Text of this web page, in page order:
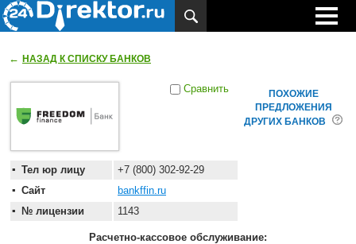
← НАЗАД К СПИСКУ БАНКОВ
Сравнить
Тел юр лицу
+7 (800) 302-92-29
Сайт
bankffin.ru
№ лицензии
1143
Расчетно-кассовое обслуживание:
ПОХОЖИЕ
ПРЕДЛОЖЕНИЯ
ДРУГИХ БАНКОВ